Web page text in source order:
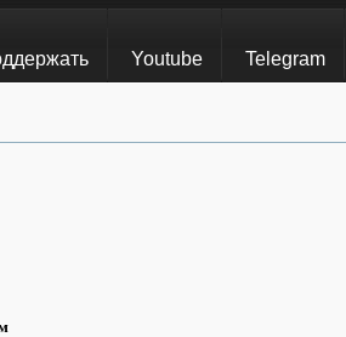
Youtube Telegram